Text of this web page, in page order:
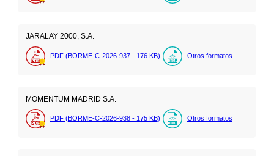
JARALAY 2000, S.A.
PDF (BORME-C-2026-937 - 176 KB) Otros formatos
MOMENTUM MADRID S.A.
PDF (BORME-C-2026-938 - 175 KB) Otros formatos